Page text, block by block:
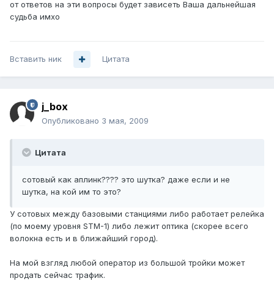
от ответов на эти вопросы будет зависеть Ваша дальнейшая
судьба имхо
Вставить ник Цитата
j_box
Опубликовано 3 мая, 2009
Цитата
сотовый как аплинк???? это шутка? даже если и не
шутка, на кой им то это?
У сотовых между базовыми станциями либо работает релейка
(по моему уровня STM-1) либо лежит оптика (скорее всего
волокна есть и в ближайший город).
На мой взгляд любой оператор из большой тройки может
продать сейчас трафик.